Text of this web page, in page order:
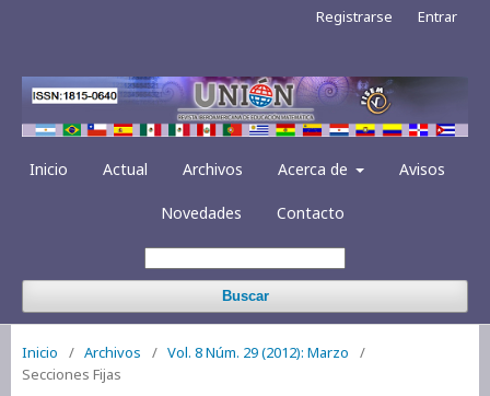
Inicio Actual Archivos Acerca de Avisos
Novedades Contacto
Buscar
Registrarse Entrar
Inicio / Archivos / Vol. 8 Núm. 29 (2012): Marzo
/
Secciones Fijas